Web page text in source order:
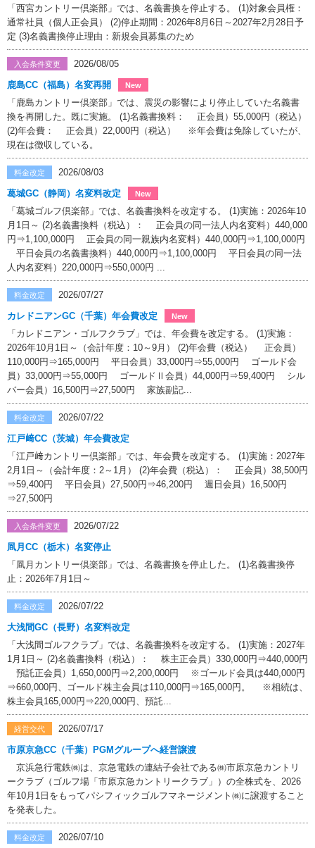
「西宮カントリー倶楽部」では、名義書換を停止する。 (1)対象会員権：
通常社員（個人正会員） (2)停止期間：2026年8月6日～2027年2月28日予
定 (3)名義書換停止理由：新規会員募集のため
入会条件変更
2026/08/05
鹿島CC（福島）名変再開
New
「鹿島カントリー倶楽部」では、震災の影響により停止していた名義書
換を再開した。既に実施。 (1)名義書換料： 正会員）55,000円（税込）
(2)年会費： 正会員）22,000円（税込） ※年会費は免除していたが、
現在は徴収している。
料金改定
2026/08/03
葛城GC（静岡）名変料改定
New
「葛城ゴルフ倶楽部」では、名義書換料を改定する。 (1)実施：2026年10
月1日～ (2)名義書換料（税込）： 正会員の同一法人内名変料）440,000
円⇒1,100,000円 正会員の同一親族内名変料）440,000円⇒1,100,000円
平日会員の名義書換料）440,000円⇒1,100,000円 平日会員の同一法
人内名変料）220,000円⇒550,000円 ...
料金改定
2026/07/27
カレドニアンGC（千葉）年会費改定
New
「カレドニアン・ゴルフクラブ」では、年会費を改定する。 (1)実施：
2026年10月1日～（会計年度：10～9月） (2)年会費（税込） 正会員）
110,000円⇒165,000円 平日会員）33,000円⇒55,000円 ゴールド会
員）33,000円⇒55,000円 ゴールドⅡ会員）44,000円⇒59,400円 シル
バー会員）16,500円⇒27,500円 家族副記...
料金改定
2026/07/22
江戸﨑CC（茨城）年会費改定
「江戸﨑カントリー倶楽部」では、年会費を改定する。 (1)実施：2027年
2月1日～（会計年度：2～1月） (2)年会費（税込）： 正会員）38,500円
⇒59,400円 平日会員）27,500円⇒46,200円 週日会員）16,500円
⇒27,500円
入会条件変更
2026/07/22
凮月CC（栃木）名変停止
「凮月カントリー倶楽部」では、名義書換を停止した。 (1)名義書換停
止：2026年7月1日～
料金改定
2026/07/22
大浅間GC（長野）名変料改定
「大浅間ゴルフクラブ」では、名義書換料を改定する。 (1)実施：2027年
1月1日～ (2)名義書換料（税込）： 株主正会員）330,000円⇒440,000円
預託正会員）1,650,000円⇒2,200,000円 ※ゴールド会員は440,000円
⇒660,000円、ゴールド株主会員は110,000円⇒165,000円。 ※相続は、
株主会員165,000円⇒220,000円、預託...
経営交代
2026/07/17
市原京急CC（千葉）PGMグループへ経営譲渡
京浜急行電鉄㈱は、京急電鉄の連結子会社である㈱市原京急カントリ
ークラブ（ゴルフ場「市原京急カントリークラブ」）の全株式を、2026
年10月1日をもってパシフィックゴルフマネージメント㈱に譲渡すること
を発表した。
料金改定
2026/07/10